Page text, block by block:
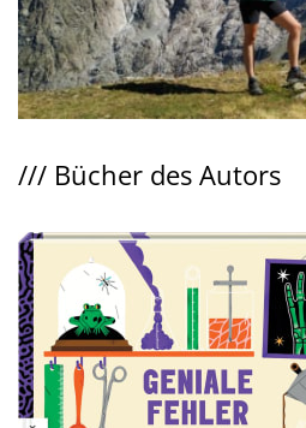
/// Bücher des Autors